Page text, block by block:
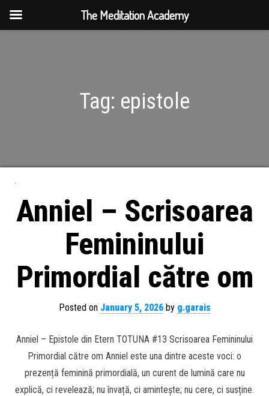
Tag: epistole
Anniel – Scrisoarea
Femininului
Primordial către om
Posted on January 5, 2026by g.garais
Anniel – Epistole din Etern TOTUNA #13 Scrisoarea Femininului
Primordial către om Anniel este una dintre aceste voci: o
prezență feminină primordială, un curent de lumină care nu
explică, ci revelează; nu învață, ci amintește; nu cere, ci susține.
The Meditation Academy